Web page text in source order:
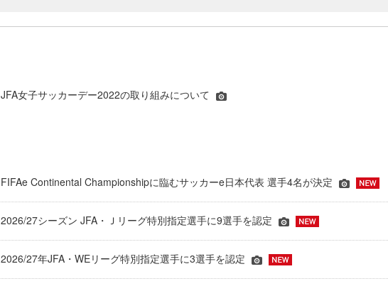
JFA女子サッカーデー2022の取り組みについて
FIFAe Continental Championshipに臨むサッカーe日本代表 選手4名が決定
2026/27シーズン JFA・Ｊリーグ特別指定選手に9選手を認定
2026/27年JFA・WEリーグ特別指定選手に3選手を認定